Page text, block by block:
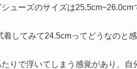
ューズのサイズは25.5cm~26.0cm
してみて24.5cmってどうなのと
りで浮いてしまう感覚があり、自